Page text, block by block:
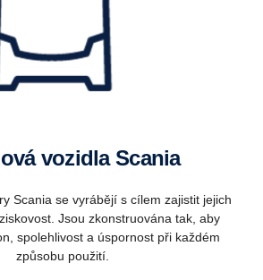
vozidla Scania
Scania se vyrábějí s cílem zajistit jejich
Jsou zkonstruována tak, aby
spolehlivost a úspornost při každém
způsobu použití.